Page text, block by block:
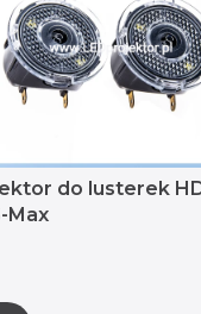
do lusterek
Max